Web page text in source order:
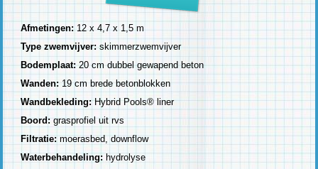
Afmetingen:12 x 4,7 x 1,5 m
Type zwemvijver:skimmerzwemvijver
Bodemplaat:20 cm dubbel gewapend beton
Wanden: 19 cm brede betonblokken
Wandbekleding:Hybrid Pools® liner
Boord:grasprofiel uit rvs
Filtratie: moerasbed, downflow
Waterbehandeling: hydrolyse